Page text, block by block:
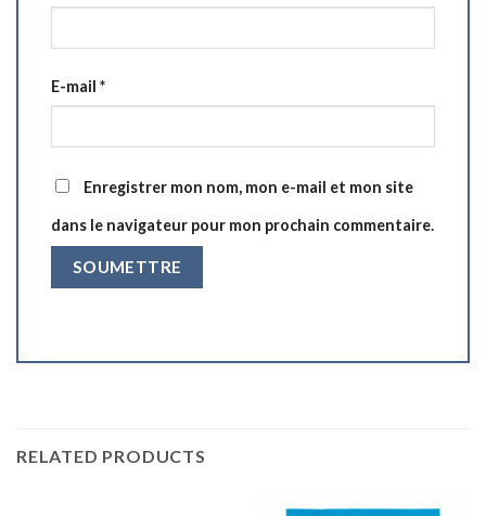
E-mail *
Enregistrer mon nom, mon e-mail et mon site
dans le navigateur pour mon prochain commentaire.
RELATED PRODUCTS